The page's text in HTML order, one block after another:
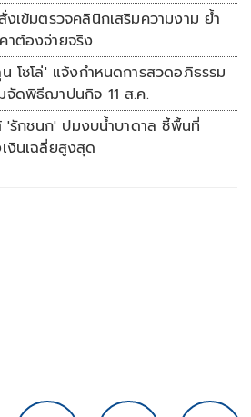
งเข้มตรวจคลินิกเสริมความงาม ย้ำ
าต้องจ่ายจริง
โซโล่' แจ้งกำหนดการสวดอภิธรรม
จัดพิธีฌาปนกิจ 11 ส.ค.
'รักชนก' ปมงบน้ำบาดาล ชี้พื้นที่
งินเฉลี่ยสูงสุด